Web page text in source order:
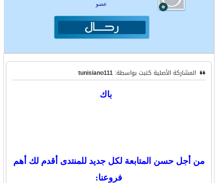
عضو
المشاركة الأصلية كتبت بواسطة: tunisiano111
باك
من أجل حسن المتابعة لكل جديد للمنتدى أقدم لك أهم
فروعنا: